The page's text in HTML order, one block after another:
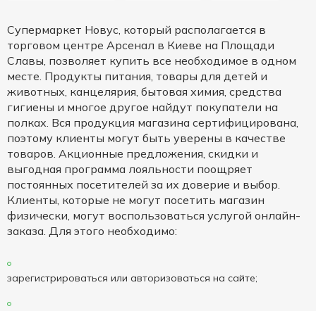
Супермаркет Новус, который располагается в
торговом центре Арсенал в Киеве на Площади
Славы, позволяет купить все необходимое в одном
месте. Продукты питания, товары для детей и
животных, канцелярия, бытовая химия, средства
гигиены и многое другое найдут покупатели на
полках. Вся продукция магазина сертифицирована,
поэтому клиенты могут быть уверены в качестве
товаров. Акционные предложения, скидки и
выгодная программа лояльности поощряет
постоянных посетителей за их доверие и выбор.
Клиенты, которые не могут посетить магазин
физически, могут воспользоваться услугой онлайн-
заказа. Для этого необходимо:
зарегистрироваться или авторизоваться на сайте;